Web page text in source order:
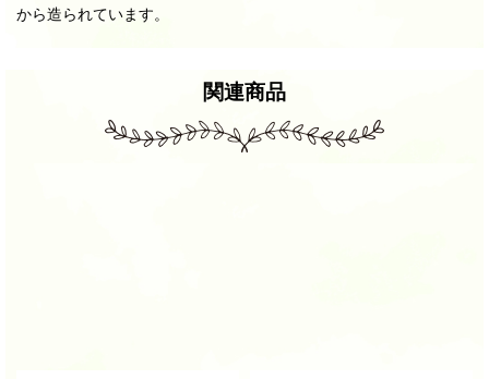
から造られています。
関連商品